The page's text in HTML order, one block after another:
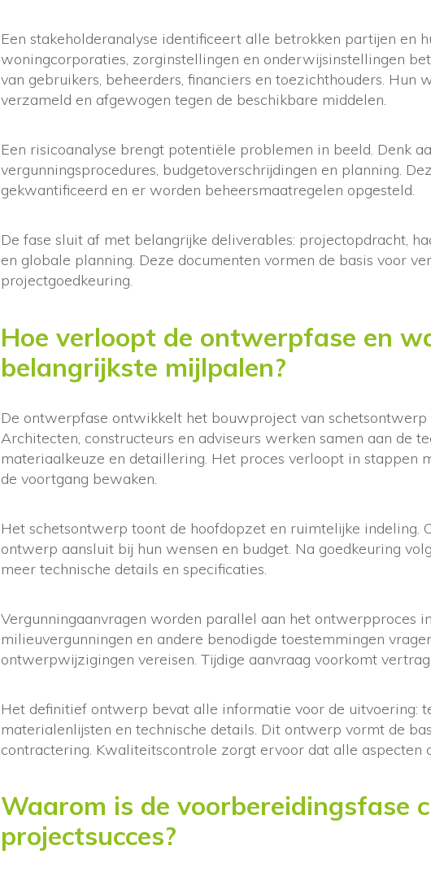
Een stakeholderanalyse identificeert alle betrokken partijen en
woningcorporaties, zorginstellingen en onderwijsinstellingen
van gebruikers, beheerders, financiers en toezichthouders. Hun
verzameld en afgewogen tegen de beschikbare middelen.
Een risicoanalyse brengt potentiële problemen in beeld. Denk
vergunningsprocedures, budgetoverschrijdingen en planning.
gekwantificeerd en er worden beheersmaatregelen opgesteld.
De fase sluit af met belangrijke deliverables: projectopdracht,
en globale planning. Deze documenten vormen de basis voor
projectgoedkeuring.
Hoe verloopt de ontwerpfase en
belangrijkste mijlpalen?
De ontwerpfase ontwikkelt het bouwproject van
Architecten, constructeurs en adviseurs werken samen aan de
materiaalkeuze en detaillering. Het proces verloopt in stappen
de voortgang bewaken.
Het schetsontwerp toont de hoofdopzet en ruimtelijke indeling.
ontwerp aansluit bij hun wensen en budget. Na goedkeuring
meer technische details en specificaties.
Vergunningaanvragen worden parallel aan het ontwerpproces
milieuvergunningen en andere benodigde toestemmingen
ontwerpwijzigingen vereisen. Tijdige aanvraag voorkomt
Het definitief ontwerp bevat alle informatie voor de uitvoering:
materialenlijsten en technische details. Dit ontwerp vormt de
contractering. Kwaliteitscontrole zorgt ervoor dat alle aspecten
Waarom is de voorbereidingsfase
projectsucces?